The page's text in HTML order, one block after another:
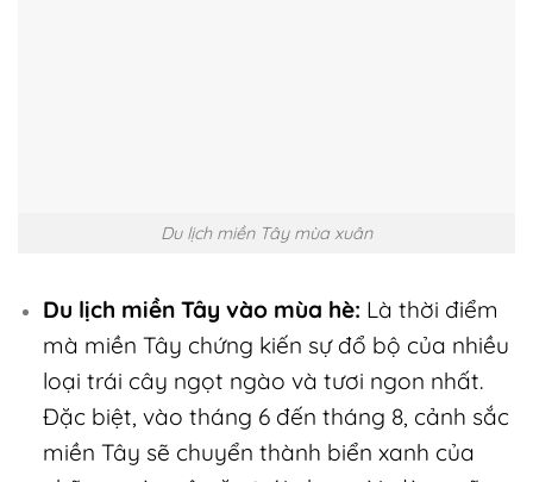
Du lịch miền Tây mùa xuân
Du lịch miền Tây vào mùa hè: Là thời điểm
mà miền Tây chứng kiến sự đổ bộ của nhiều
loại trái cây ngọt ngào và tươi ngon nhất.
Đặc biệt, vào tháng 6 đến tháng 8, cảnh sắc
miền Tây sẽ chuyển thành biển xanh của